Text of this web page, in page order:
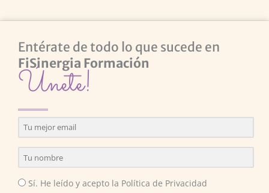
Entérate de todo lo que sucede en
FiSinergia Formación
Únete!
Sí. He leído y acepto la Política de Privacidad